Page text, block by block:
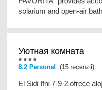
solarium and open-air
Уютная комната
8.2 Personal (15 recenzii)
El Sidi Ifni 7-9-2 ofrece